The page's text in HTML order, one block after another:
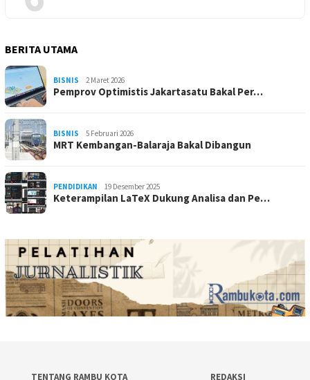
BERITA UTAMA
BISNIS 2 Maret 2026
Pemprov Optimistis Jakartasatu Bakal Per…
BISNIS 5 Februari 2026
MRT Kembangan-Balaraja Bakal Dibangun
PENDIDIKAN 19 Desember 2025
Keterampilan LaTeX Dukung Analisa dan Pe…
TENTANG RAMBU KOTA REDAKSI